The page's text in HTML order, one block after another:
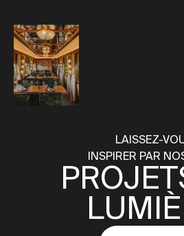
LAISSEZ-
INSPIRER PAR